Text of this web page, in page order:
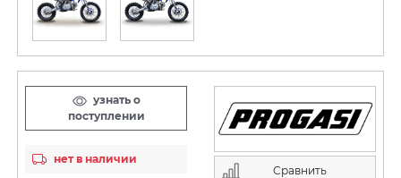
узнать о
поступлении
нет в наличии
Сравнить